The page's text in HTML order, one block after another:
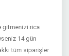
gitmenizi rica
14 gün
tüm siparişler